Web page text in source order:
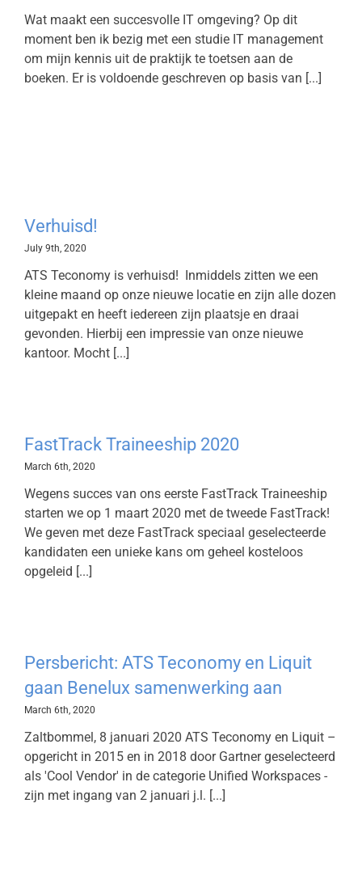
Wat maakt een succesvolle IT omgeving? Op dit
moment ben ik bezig met een studie IT management
om mijn kennis uit de praktijk te toetsen aan de
boeken. Er is voldoende geschreven op basis van [...]
Verhuisd!
July 9th, 2020
ATS Teconomy is verhuisd! Inmiddels zitten we een
kleine maand op onze nieuwe locatie en zijn alle dozen
uitgepakt en heeft iedereen zijn plaatsje en draai
gevonden. Hierbij een impressie van onze nieuwe
kantoor. Mocht [...]
FastTrack Traineeship 2020
March 6th, 2020
Wegens succes van ons eerste FastTrack Traineeship
starten we op 1 maart 2020 met de tweede FastTrack!
We geven met deze FastTrack speciaal geselecteerde
kandidaten een unieke kans om geheel kosteloos
opgeleid [...]
Persbericht: ATS Teconomy en Liquit
gaan Benelux samenwerking aan
March 6th, 2020
Zaltbommel, 8 januari 2020 ATS Teconomy en Liquit –
opgericht in 2015 en in 2018 door Gartner geselecteerd
als 'Cool Vendor' in de categorie Unified Workspaces -
zijn met ingang van 2 januari j.l. [...]